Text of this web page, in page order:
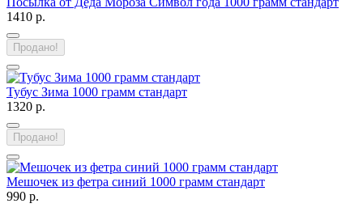
1410 р.
Продано!
Тубус Зима 1000 грамм стандарт
1320 р.
Продано!
Мешочек из фетра синий 1000 грамм стандарт
990 р.